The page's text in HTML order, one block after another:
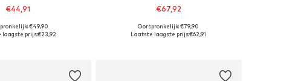
€44,91
in vele maten
€49,90
laagste prijs:€23,92
€67,92
Beschikbaar in vele maten
Oorspronkelijk: €79,90
Laatste laagste prijs:€62,91